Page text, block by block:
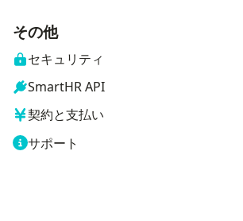
その他
セキュリティ
SmartHR API
契約と支払い
サポート